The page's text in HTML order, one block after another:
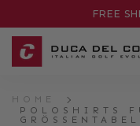
INHALT
FREE
HOME
POLOSHIRTS